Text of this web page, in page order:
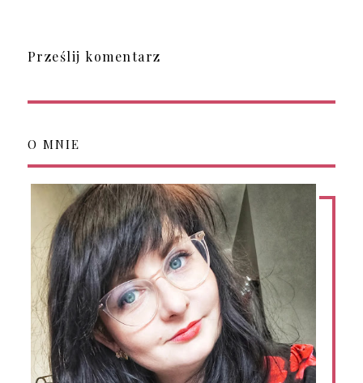
Prześlij komentarz
O MNIE